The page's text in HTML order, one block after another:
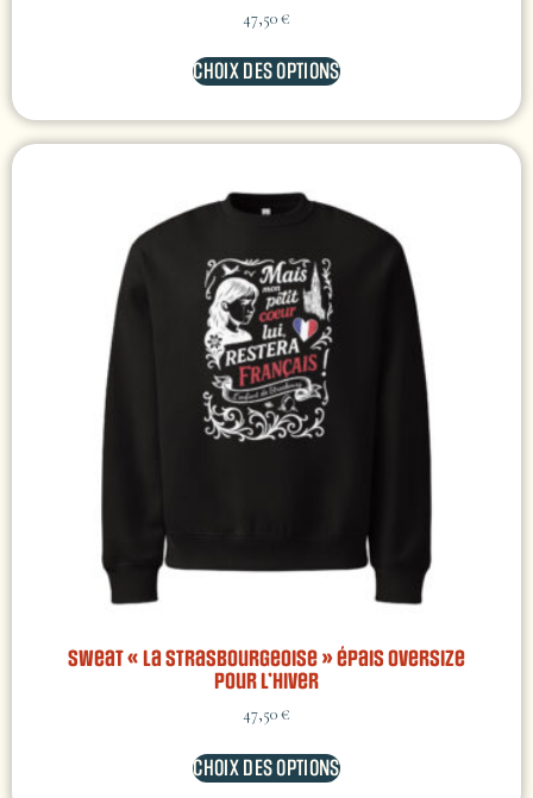
47,50€
CHOIX DES OPTIONS
Sweat « La Strasbourgeoise » épais oversize
pour l’hiver
47,50€
CHOIX DES OPTIONS